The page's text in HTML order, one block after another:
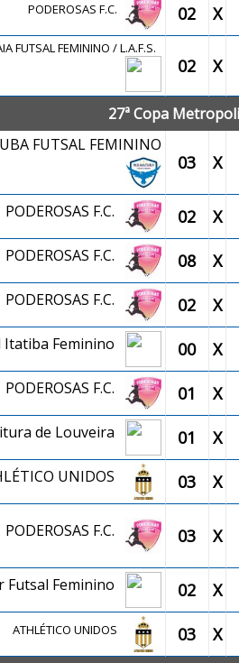
PODEROSAS F.C. 02 X
FUTSAL FEMININO / L.A.F.S.
02 X
27ª Copa
FUTSAL FEMININO
03 X
PODEROSAS F.C. 02 X
PODEROSAS F.C. 08 X
PODEROSAS F.C. 02 X
Itatiba Feminino 00 X
PODEROSAS F.C. 01 X
de Louveira 01 X
UNIDOS 03 X
PODEROSAS F.C. 03 X
Futsal Feminino 02 X
ATHLÉTICO UNIDOS 03 X